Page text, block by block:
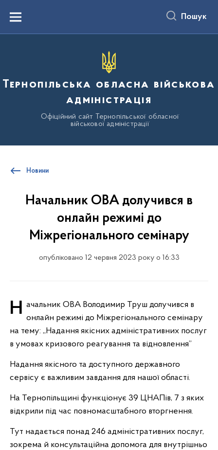
вмістуMenu Пошук
Тернопільська обласна військова
адміністрація
Офіційний сайт Тернопільської обласної
військової адміністрації
Новини
Начальник ОВА долучився в
онлайн режимі до
Міжрегіонального семінару
опубліковано 12 червня 2023 року о 16:33
Начальник ОВА Володимир Труш долучився в онлайн режимі до Міжрегіонального семінару
на тему: ,,Надання якісних адміністративних послуг
в умовах кризового реагування та відновлення”
Надання якісного та доступного державного
сервісу є важливим завдання для нашої області.
На Тернопільщині функціонує 39 ЦНАПів, 7 з яких
відкрили під час повномасштабного вторгнення.
Тут надається понад 246 адміністративних послуг,
зокрема й консультаційна допомога для внутрішньо